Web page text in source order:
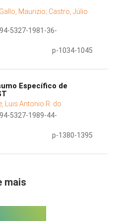
Gallo, Maurizio; Castro, Júlio
5327-1981-36-
p-1034-1045
Específico de
Luis Antonio R. do
5327-1989-44-
p-1380-1395
mais